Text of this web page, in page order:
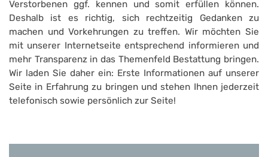
Verstorbenen ggf. kennen und somit erfüllen können.
Deshalb ist es richtig, sich rechtzeitig Gedanken zu
machen und Vorkehrungen zu treffen. Wir möchten Sie
mit unserer Internetseite entsprechend informieren und
mehr Transparenz in das Themenfeld Bestattung bringen.
Wir laden Sie daher ein: Erste Informationen auf unserer
Seite in Erfahrung zu bringen und stehen Ihnen jederzeit
telefonisch sowie persönlich zur Seite!